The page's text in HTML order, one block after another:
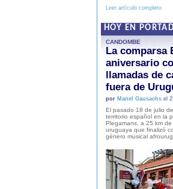
Leer artículo completo
HOY EN
CANDOMBE
La comparsa
aniversario
llamadas de
fuera de
por Manel Gausachsel
El pasado 18 de julio
territorio español en la
Plegamans, a 25 km
uruguaya que finalizó
género musical